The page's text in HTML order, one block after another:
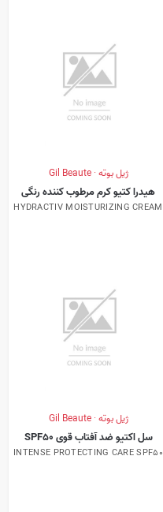
ژیل بوته · Gil Beaute
هیدرا کتیو کرم مرطوب کننده رنگی
HYDRACTIV MOISTURIZING CREAM
ژیل بوته · Gil Beaute
سل اکتیو ضد آفتاب قوی SPF50
INTENSE PROTECTING CARE SPF50